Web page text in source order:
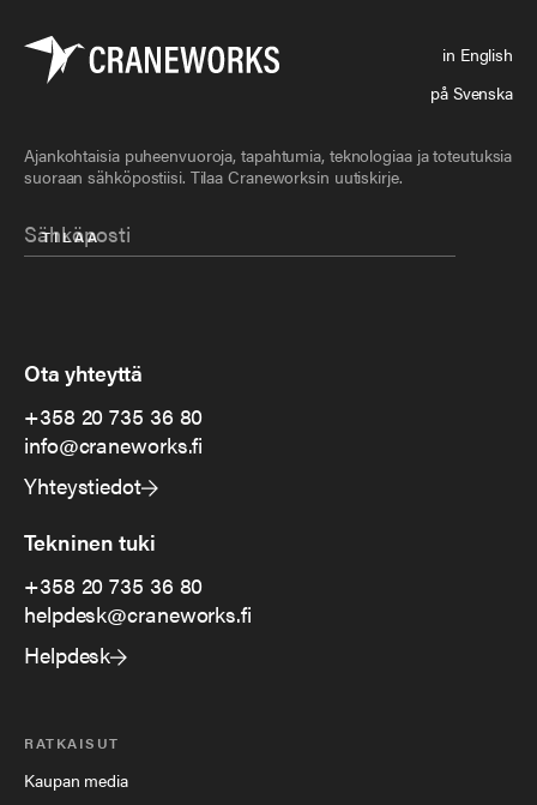
in English
på Svenska
Ajankohtaisia puheenvuoroja, tapahtumia, teknologiaa ja toteutuksia
suoraan sähköpostiisi. Tilaa Craneworksin uutiskirje.
Ota yhteyttä
+358 20 735 36 80
info@craneworks.fi
Yhteystiedot
Tekninen tuki
+358 20 735 36 80
helpdesk@craneworks.fi
Helpdesk
RATKAISUT
Kaupan media